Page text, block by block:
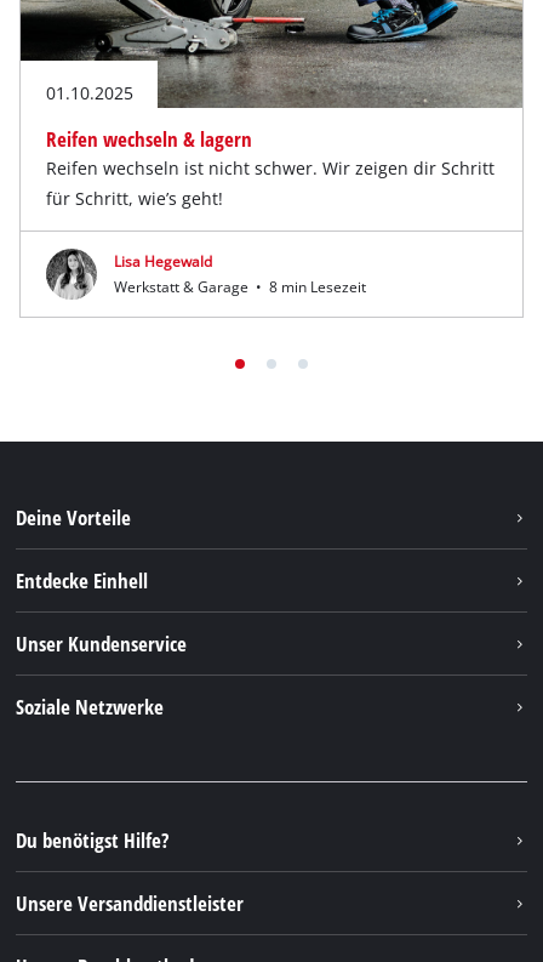
01.10.2025
Reifen wechseln & lagern
Reifen wechseln ist nicht schwer. Wir zeigen dir Schritt
für Schritt, wie’s geht!
Lisa Hegewald
Werkstatt & Garage • 8 min Lesezeit
Deine Vorteile
Entdecke Einhell
Nachhaltigkeit
Unser Kundenservice
FAQs
Rücksendungen / Widerruf
Verpackungsrichtlinien
Soziale Netzwerke
Instagram
TikTok
Pinterest
Linkedin
Du benötigst Hilfe?
Unsere Versanddienstleister